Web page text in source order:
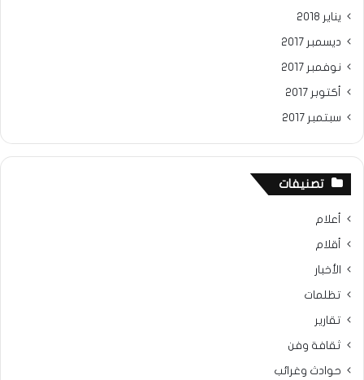
يناير 2018
ديسمبر 2017
نوفمبر 2017
أكتوبر 2017
سبتمبر 2017
تصنيفات
أعلام
أقلام
الأخبار
تظلمات
تقارير
ثقافة وفن
حوادث وغرائب